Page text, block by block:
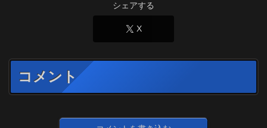
シェアする
X
コメント